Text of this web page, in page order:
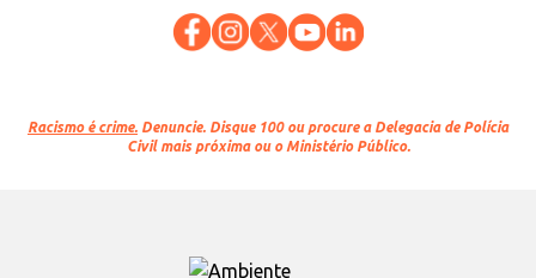
Racismo é crime. Denuncie. Disque 100 ou procure a Delegacia de Polícia
Civil mais próxima ou o Ministério Público.